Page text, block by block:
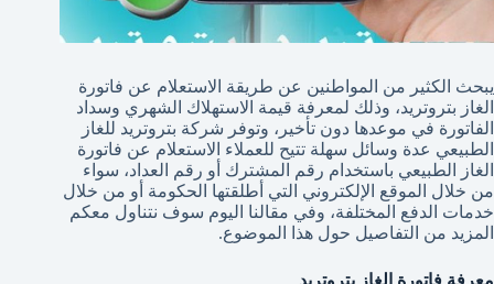
يبحث الكثير من المواطنين عن طريقة الاستعلام عن فاتورة
الغاز بتروتريد، وذلك لمعرفة قيمة الاستهلاك الشهري وسداد
الفاتورة في موعدها دون تأخير، وتوفر شركة بتروتريد للغاز
الطبيعي عدة وسائل سهلة تتيح للعملاء الاستعلام عن فاتورة
الغاز الطبيعي باستخدام رقم المشترك أو رقم العداد، سواء
من خلال الموقع الإلكتروني التي أطلقتها الحكومة أو من خلال
خدمات الدفع المختلفة، وفي مقالنا اليوم سوف نتناول معكم
المزيد من التفاصيل حول هذا الموضوع.